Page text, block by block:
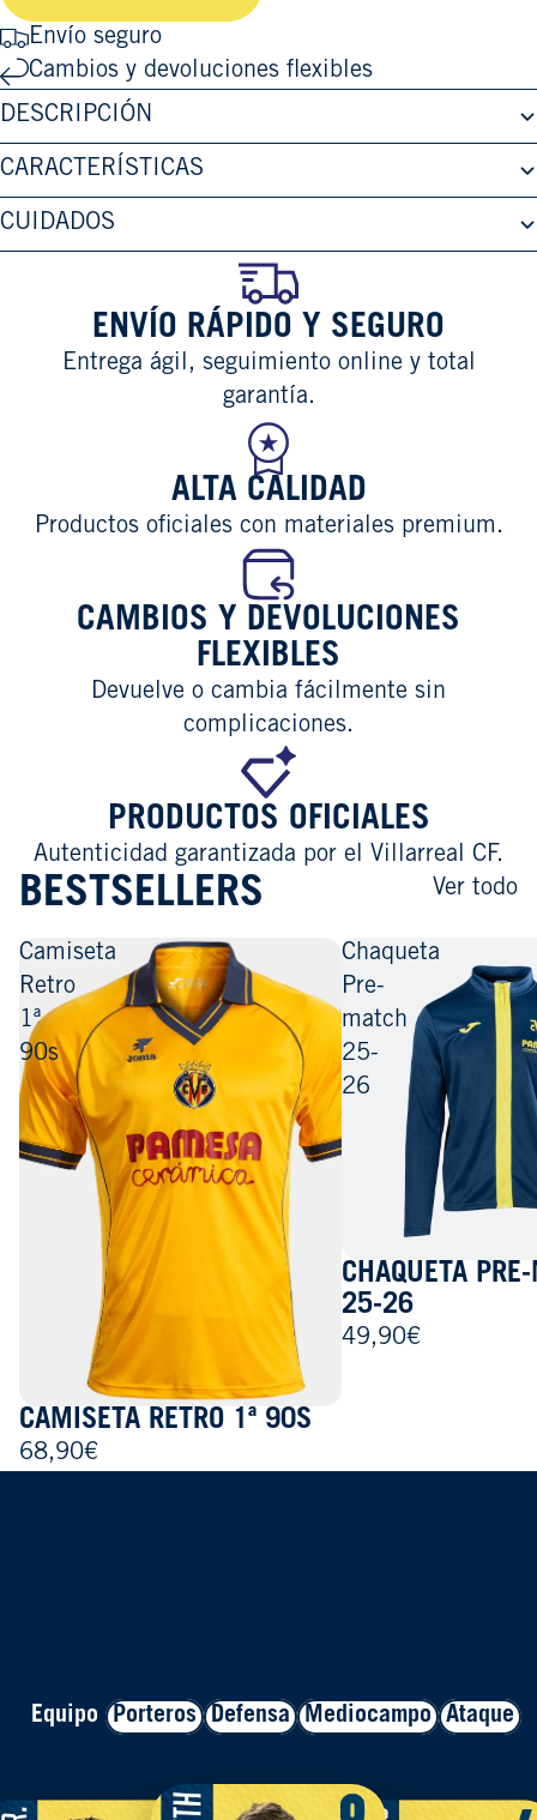
Envío seguro
Cambios y devoluciones flexibles
DESCRIPCIÓN
CARACTERÍSTICAS
CUIDADOS
ENVÍO RÁPIDO Y SEGURO
Entrega ágil, seguimiento online y total
garantía.
ALTA CALIDAD
Productos oficiales con materiales premium.
CAMBIOS Y DEVOLUCIONES
FLEXIBLES
Devuelve o cambia fácilmente sin
complicaciones.
PRODUCTOS OFICIALES
Autenticidad garantizada por el Villarreal CF.
BESTSELLERS Ver todo
Camiseta
Retro
1ª
90s
CAMISETA RETRO 1ª 90S
68,90€
Chaqueta
Pre-
match
25-
26
CHAQUETA
25-26
49,90€
Equipo Porteros Defensa Mediocampo Ataque